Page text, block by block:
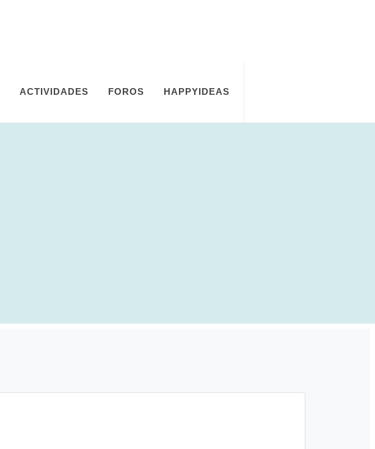
ACTIVIDADES FOROS HAPPYIDEAS